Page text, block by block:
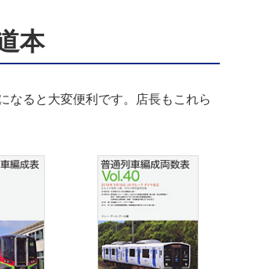
本
なると大変便利です。店長もこれら